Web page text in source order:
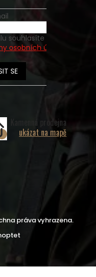
osobních údajů
SE
Kamenná prodejna
ukázat na mapě
práva vyhrazena.